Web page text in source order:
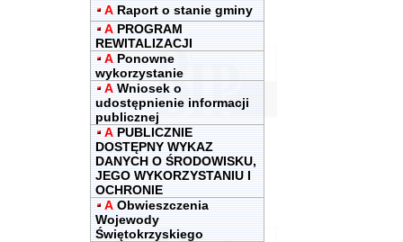
A Raport o stanie gminy
A PROGRAM
REWITALIZACJI
A Ponowne
wykorzystanie
A Wniosek o
udostępnienie informacji
publicznej
A PUBLICZNIE
DOSTĘPNY WYKAZ
DANYCH O ŚRODOWISKU,
JEGO WYKORZYSTANIU I
OCHRONIE
A Obwieszczenia
Wojewody
Świętokrzyskiego